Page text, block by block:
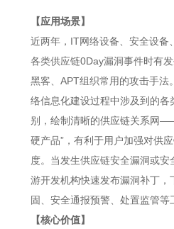
【应用场景】
近两年，IT网络设备、安全设备
各类供应链0Day漏洞事件时有
黑客、APT组织常用的攻击手法
络信息化建设过程中涉及到的各
别，绘制清晰的供应链关系网
硬产品”，有利于用户加强对供
度。当发生供应链安全漏洞或安
游开发机构快速发布漏洞补丁，
固、安全通报预警、处置监管等
【核心价值】